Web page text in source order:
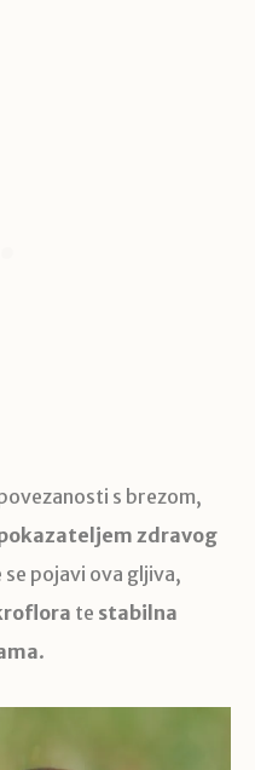
s brezom,
zdravog
se pojavi ova gljiva,
te stabilna
.